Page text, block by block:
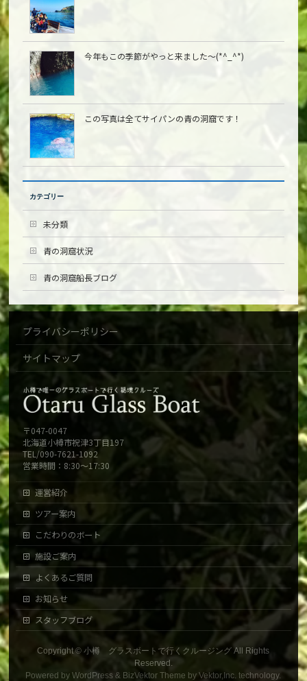
今年もこの季節がやっと来ました〜(*^_^*)
この写真は全てサイパンの青の洞窟です！
カテゴリー
未分類
青の洞窟状況
青の洞窟船長ブログ
プライバシーポリシー
サイトマップ
〒047-0047
北海道小樽市祝津3丁目197
TEL/090-7621-1092
営業時間：8:30～17:30
運営紹介
ツアー案内
こだわりのボート
施設ご案内
よくあるご質問
お知らせ
スタッフブログ
Copyright ©小樽 グラスボートで行くクルージング All Rights
Reserved.
Powered byWordPress & BizVektor Theme byVektor,Inc. technology.